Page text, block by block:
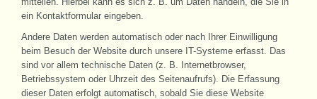
ein Kontaktformular eingeben.
Andere Daten werden automatisch oder nach Ihrer Einwilligung
beim Besuch der Website durch unsere IT-Systeme erfasst. Das
sind vor allem technische Daten (z. B. Internetbrowser,
Betriebssystem oder Uhrzeit des Seitenaufrufs). Die Erfassung
dieser Daten erfolgt automatisch, sobald Sie diese Website